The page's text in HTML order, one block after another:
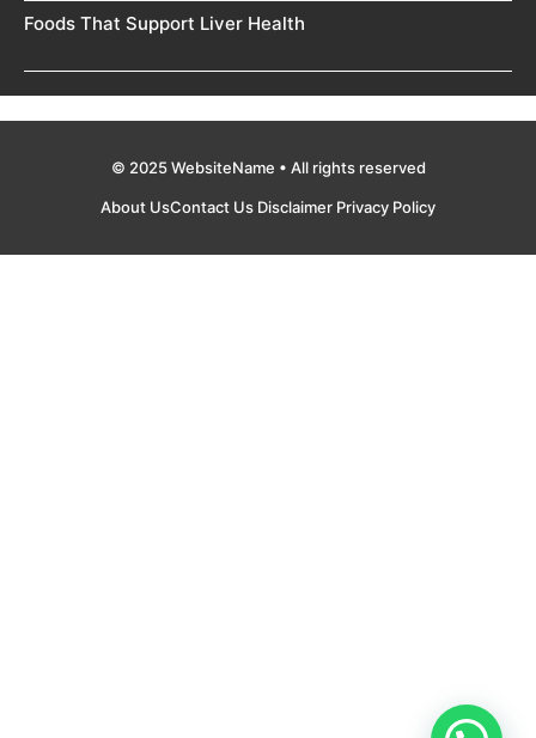
Foods That Support Liver Health
© 2025 WebsiteName • All rights reserved
About UsContact Us Disclaimer Privacy Policy